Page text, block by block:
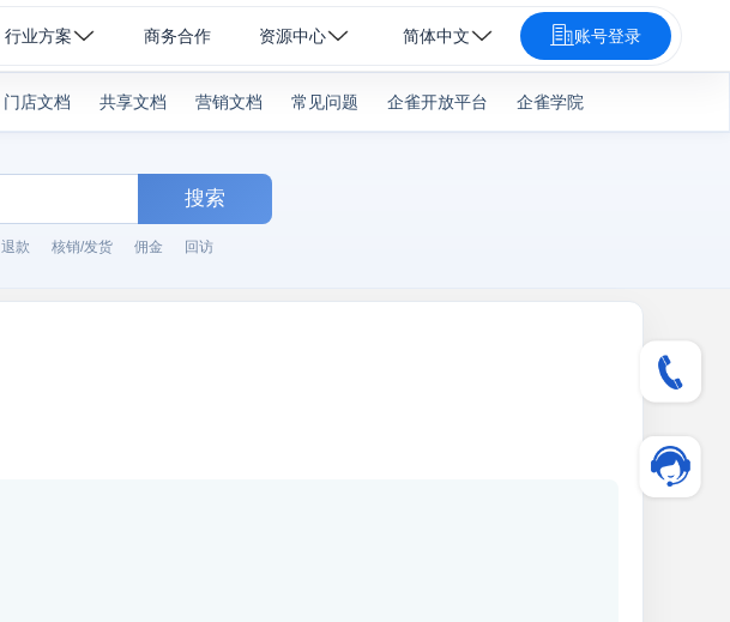
行业方案 商务合作 资源中心 简体中文 账号登录
门店文档 共享文档 营销文档 常见问题 企雀开放平台 企雀学院
搜索
退款 核销/发货 佣金 回访